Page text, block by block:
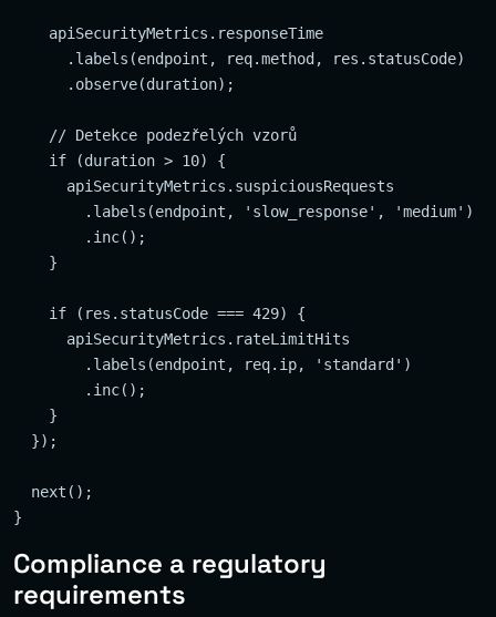
    apiSecurityMetrics.responseTime
      .labels(endpoint, req.method, res.statusCode)
      .observe(duration);
    // Detekce podezřelých vzorů
    if (duration > 10) {
      apiSecurityMetrics.suspiciousRequests
        .labels(endpoint, 'slow_response', 'medium')
        .inc();
    }
    if (res.statusCode === 429) {
      apiSecurityMetrics.rateLimitHits
        .labels(endpoint, req.ip, 'standard')
        .inc();
    }
  });
  next();
Compliance a regulatory
requirements